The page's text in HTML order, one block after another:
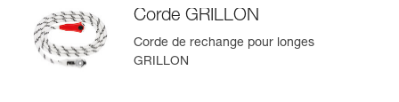
En savoir plus
Corde GRILLON
Corde de rechange pour longes
GRILLON